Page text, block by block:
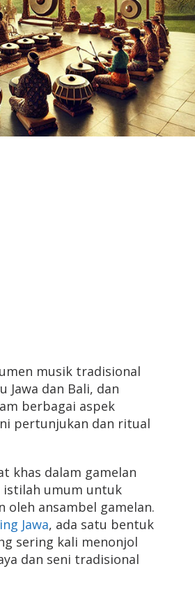
musik tradisional
Jawa dan Bali, dan
berbagai aspek
pertunjukan dan ritual
khas dalam gamelan
istilah umum untuk
oleh ansambel gamelan.
Jawa, ada satu bentuk
sering kali menonjol
dan seni tradisional